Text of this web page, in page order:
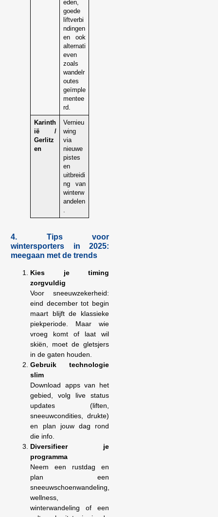
eden,
goede
liftverbi
ndingen
en ook
alternati
even
zoals
wandelr
outes
geïmple
mentee
rd.
Karinth
ië /
Gerlitz
en
Vernieu
wing
via
nieuwe
pistes
en
uitbreidi
ng van
winterw
andelen
.
4. Tips voor
wintersporters in 2025:
meegaan met de trends
Kies je timing
zorgvuldig
Voor sneeuwzekerheid:
eind december tot begin
maart blijft de klassieke
piekperiode. Maar wie
vroeg komt of laat wil
skiën, moet de gletsjers
in de gaten houden.
Gebruik technologie
slim
Download apps van het
gebied, volg live status
updates (liften,
sneeuwcondities, drukte)
en plan jouw dag rond
die info.
Diversifieer je
programma
Neem een rustdag en
plan een
sneeuwschoenwandeling,
wellness,
winterwandeling of een